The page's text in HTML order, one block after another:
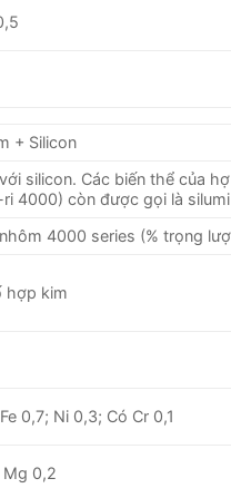
+ Silicon
silicon. Các biến thể của
4000) còn được gọi là
4000 series (% trọng
hợp kim
0,7; Ni 0,3; Có Cr 0,1
Mg 0,2